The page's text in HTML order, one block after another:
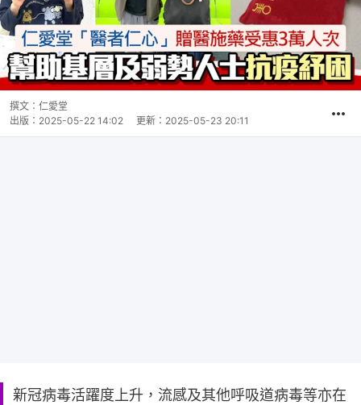
撰文： 仁愛堂
出版： 2025-05-22 14:02 更新： 2025-05-23 20:11
新冠病毒活躍度上升，流感及其他呼吸道病毒等亦在